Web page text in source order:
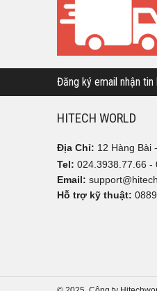
Đăng ký email nhận tin
HITECH WORLD
Địa Chỉ: 12 Hàng Bài
Tel: 024.3938.77.66 -
Email:
Hỗ trợ kỹ thuật: